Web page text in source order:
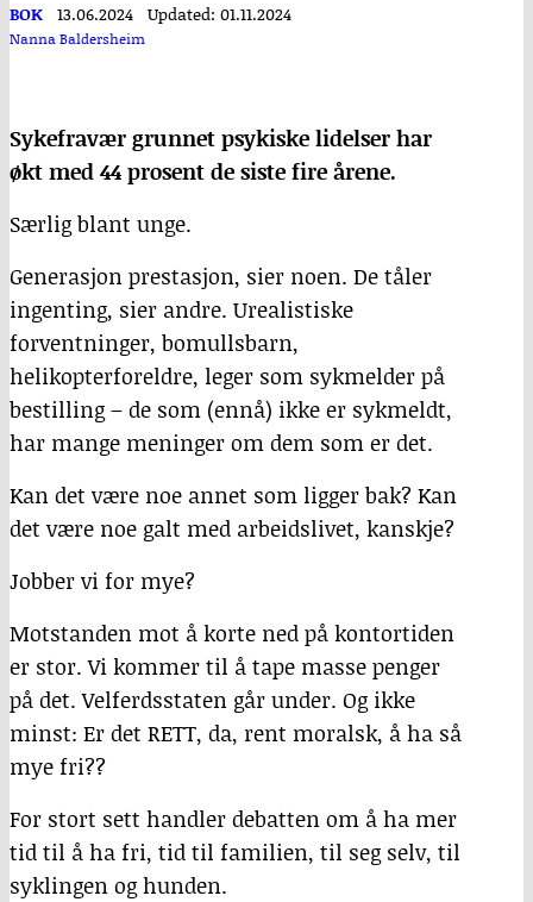
BOK 13.06.2024 Updated: 01.11.2024
Nanna Baldersheim
Sykefravær grunnet psykiske lidelser har
økt med 44 prosent de siste fire årene.
Særlig blant unge.
Generasjon prestasjon, sier noen. De tåler
ingenting, sier andre. Urealistiske
forventninger, bomullsbarn,
helikopterforeldre, leger som sykmelder på
bestilling – de som (ennå) ikke er sykmeldt,
har mange meninger om dem som er det.
Kan det være noe annet som ligger bak? Kan
det være noe galt med arbeidslivet, kanskje?
Jobber vi for mye?
Motstanden mot å korte ned på kontortiden
er stor. Vi kommer til å tape masse penger
på det. Velferdsstaten går under. Og ikke
minst: Er det RETT, da, rent moralsk, å ha så
mye fri??
For stort sett handler debatten om å ha mer
tid til å ha fri, tid til familien, til seg selv, til
syklingen og hunden.